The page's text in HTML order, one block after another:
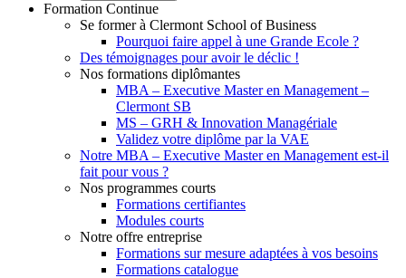
Formation Continue
Se former à Clermont School of Business
Pourquoi faire appel à une Grande Ecole ?
Des témoignages pour avoir le déclic !
Nos formations diplômantes
MBA – Executive Master en Management –
Clermont SB
MS – GRH & Innovation Managériale
Validez votre diplôme par la VAE
Notre MBA – Executive Master en Management est-il
fait pour vous ?
Nos programmes courts
Formations certifiantes
Modules courts
Notre offre entreprise
Formations sur mesure adaptées à vos besoins
Formations catalogue